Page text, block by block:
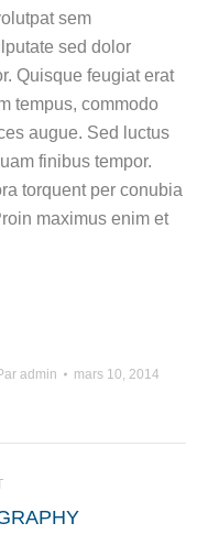
sem
sed dolor
Quisque feugiat erat
tempus, commodo
augue. Sed luctus
finibus tempor.
torquent per conubia
maximus enim et
admin mars 10, 2014